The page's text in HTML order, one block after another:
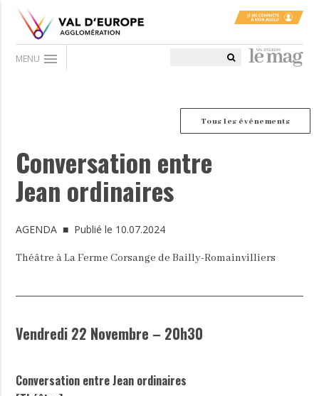
MENU menu
Tous les événements
Conversation entre
Jean ordinaires
AGENDA ■ Publié le 10.07.2024
Théâtre à La Ferme Corsange de Bailly-Romainvilliers
Vendredi 22 Novembre – 20h30
Conversation entre Jean ordinaires